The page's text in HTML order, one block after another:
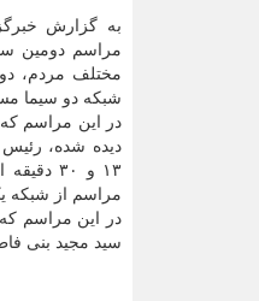
به گزارش
مراسم دومین
شبکه دو سیما
در این مراسم
دیده شده،
مراسم از شبکه
در این مراسم که
سید مجید بنی